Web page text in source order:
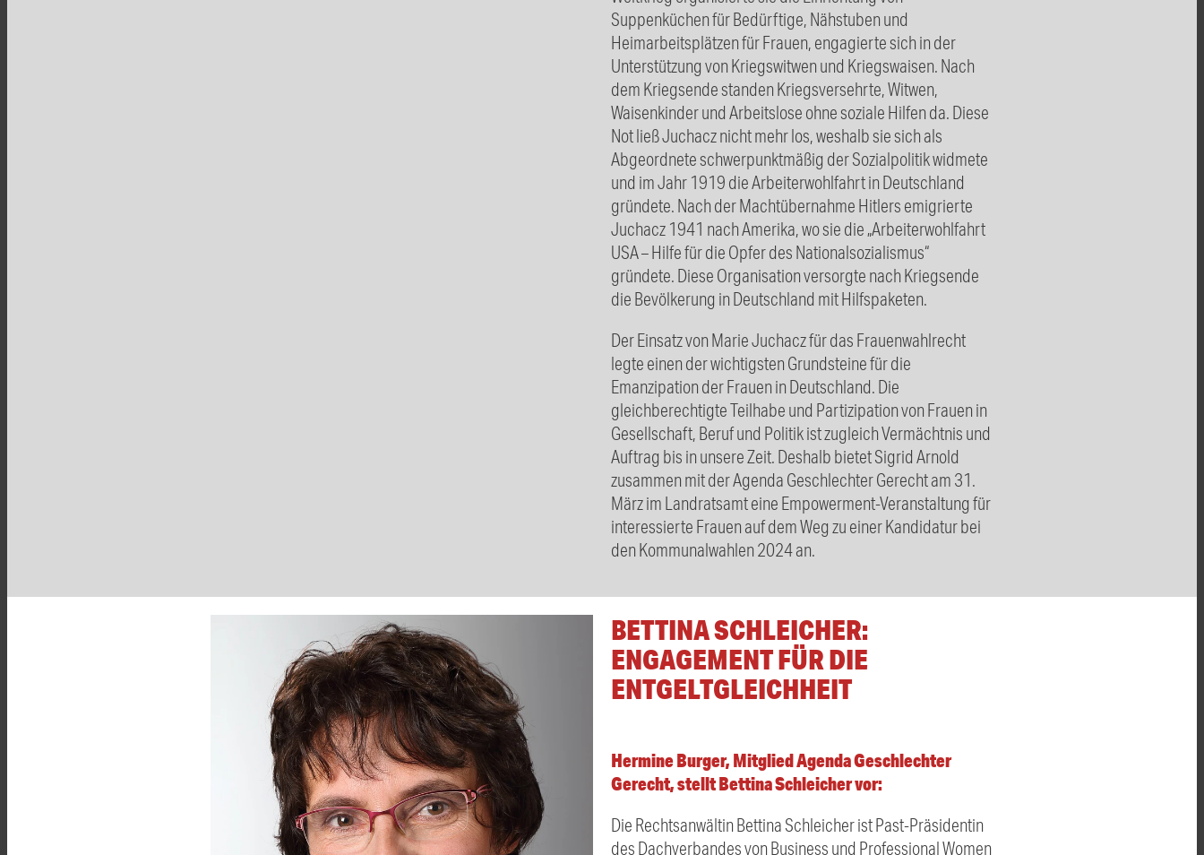
Suppenküchen für Bedürftige, Nähstuben und
Heimarbeitsplätzen für Frauen, engagierte sich in der
Unterstützung von Kriegswitwen und Kriegswaisen. Nach
dem Kriegsende standen Kriegsversehrte, Witwen,
Waisenkinder und Arbeitslose ohne soziale Hilfen da. Diese
Not ließ Juchacz nicht mehr los, weshalb sie sich als
Abgeordnete schwerpunktmäßig der Sozialpolitik widmete
und im Jahr 1919 die Arbeiterwohlfahrt in Deutschland
gründete. Nach der Machtübernahme Hitlers emigrierte
Juchacz 1941 nach Amerika, wo sie die „Arbeiterwohlfahrt
USA – Hilfe für die Opfer des Nationalsozialismus“
gründete. Diese Organisation versorgte nach Kriegsende
die Bevölkerung in Deutschland mit Hilfspaketen.
Der Einsatz von Marie Juchacz für das Frauenwahlrecht
legte einen der wichtigsten Grundsteine für die
Emanzipation der Frauen in Deutschland. Die
gleichberechtigte Teilhabe und Partizipation von Frauen in
Gesellschaft, Beruf und Politik ist zugleich Vermächtnis und
Auftrag bis in unsere Zeit. Deshalb bietet Sigrid Arnold
zusammen mit der Agenda Geschlechter Gerecht am 31.
März im Landratsamt eine Empowerment-Veranstaltung für
interessierte Frauen auf dem Weg zu einer Kandidatur bei
den Kommunalwahlen 2024 an.
BETTINA SCHLEICHER:
ENGAGEMENT FÜR DIE
ENTGELTGLEICHHEIT
Hermine Burger, Mitglied Agenda Geschlechter
Gerecht, stellt Bettina Schleicher vor:
Die Rechtsanwältin Bettina Schleicher ist Past-Präsidentin
des Dachverbandes von Business und Professional Women